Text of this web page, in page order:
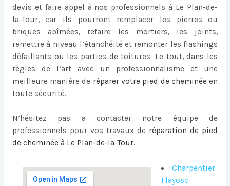
devis et faire appel à nos professionnels à Le Plan-de-
la-Tour, car ils pourront remplacer les pierres ou
briques abîmées, refaire les mortiers, les joints,
remettre à niveau l’étanchéité et remonter les flashings
défaillants ou les parties de toitures. Le tout, dans les
règles de l’art avec un professionnalisme et une
meilleure manière de réparer votre pied de cheminéeen
toute sécurité.
N’hésitez pas a contacter notre équipe de
professionnels pour vos travaux de réparation de pied
de cheminée à Le Plan-de-la-Tour.
Charpentier
Flayosc